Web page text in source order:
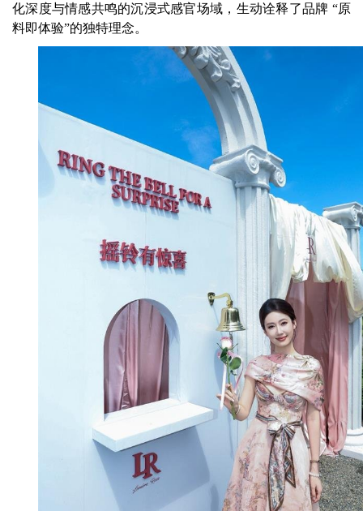
化深度与情感共鸣的沉浸式感官场域，生动诠释了品牌 “原
料即体验”的独特理念。